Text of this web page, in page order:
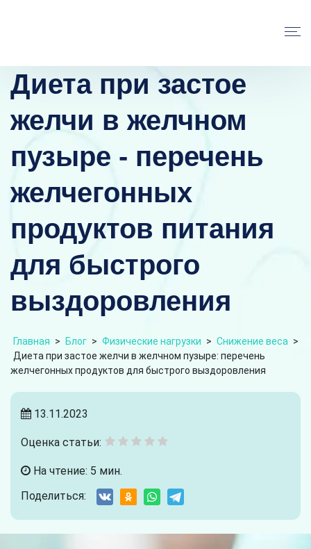
Диета при застое
желчи в желчном
пузыре - перечень
желчегонных
продуктов питания
для быстрого
выздоровления
Главная > Блог > Физические нагрузки > Снижение веса >
Диета при застое желчи в желчном пузыре: перечень
желчегонных продуктов для быстрого выздоровления
13.11.2023
Оценка статьи:
На чтение: 5 мин.
Поделиться: